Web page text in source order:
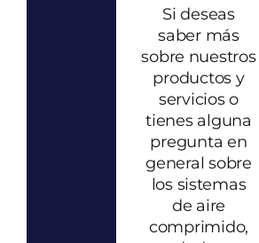
Si deseas
saber más
sobre nuestros
productos y
servicios o
tienes alguna
pregunta en
general sobre
los sistemas
de aire
comprimido,